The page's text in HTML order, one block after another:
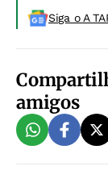
Siga o A
amigos